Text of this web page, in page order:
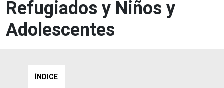
Refugiados y Niños y
Adolescentes
ÍNDICE